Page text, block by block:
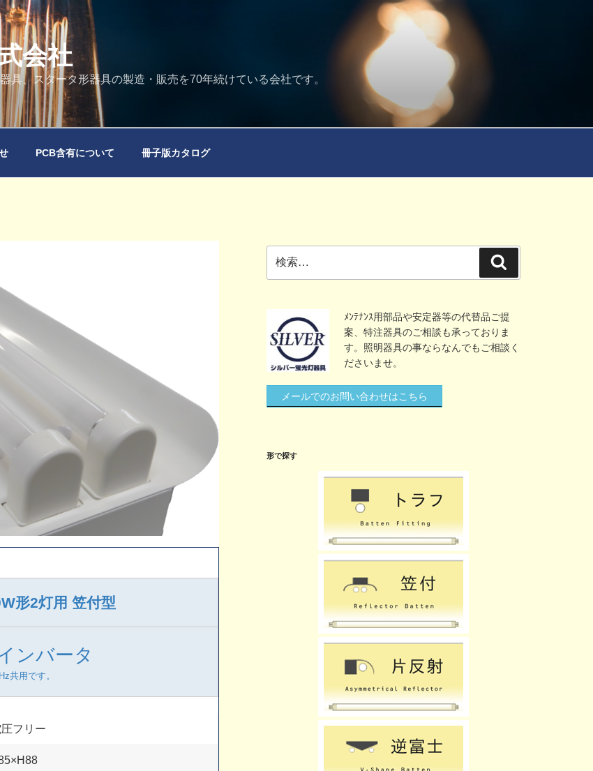
会社
具、スタータ形器具の製造・販売を70年続けている会社です。
PCB含有について 冊子版カタログ
形2灯用 笠付型
ンバータ
共用です。
フリー
索:
索
ﾒﾝﾃﾅﾝｽ用部品や安定器等の代替品ご提
案、特注器具のご相談も承っておりま
す。照明器具の事ならなんでもご相談く
ださいませ。
メールでのお問い合わせはこちら
形で探す